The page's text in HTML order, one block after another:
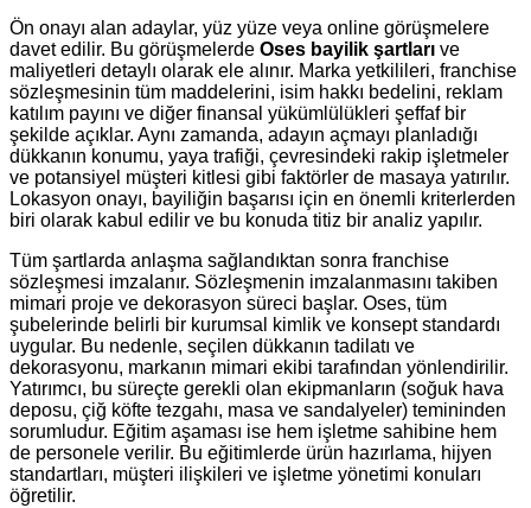
Ön onayı alan adaylar, yüz yüze veya online görüşmelere
davet edilir. Bu görüşmelerde Oses bayilik şartları ve
maliyetleri detaylı olarak ele alınır. Marka yetkilileri, franchise
sözleşmesinin tüm maddelerini, isim hakkı bedelini, reklam
katılım payını ve diğer finansal yükümlülükleri şeffaf bir
şekilde açıklar. Aynı zamanda, adayın açmayı planladığı
dükkanın konumu, yaya trafiği, çevresindeki rakip işletmeler
ve potansiyel müşteri kitlesi gibi faktörler de masaya yatırılır.
Lokasyon onayı, bayiliğin başarısı için en önemli kriterlerden
biri olarak kabul edilir ve bu konuda titiz bir analiz yapılır.
Tüm şartlarda anlaşma sağlandıktan sonra franchise
sözleşmesi imzalanır. Sözleşmenin imzalanmasını takiben
mimari proje ve dekorasyon süreci başlar. Oses, tüm
şubelerinde belirli bir kurumsal kimlik ve konsept standardı
uygular. Bu nedenle, seçilen dükkanın tadilatı ve
dekorasyonu, markanın mimari ekibi tarafından yönlendirilir.
Yatırımcı, bu süreçte gerekli olan ekipmanların (soğuk hava
deposu, çiğ köfte tezgahı, masa ve sandalyeler) temininden
sorumludur. Eğitim aşaması ise hem işletme sahibine hem
de personele verilir. Bu eğitimlerde ürün hazırlama, hijyen
standartları, müşteri ilişkileri ve işletme yönetimi konuları
öğretilir.